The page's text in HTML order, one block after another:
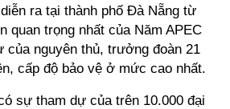
ra tại thành phố Đà Nẵng từ
quan trọng nhất của Năm APEC
của nguyên thủ, trưởng đoàn 21
cấp độ bảo vệ ở mức cao nhất.
sự tham dự của trên 10.000 đại